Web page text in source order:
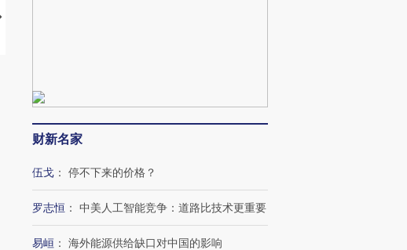
视线｜全球最热百城独占
财新名家
伍戈 ： 停不下来的价格？
罗志恒 ： 中美人工智能竞争：道路比技术更重要
易峘 ： 海外能源供给缺口对中国的影响